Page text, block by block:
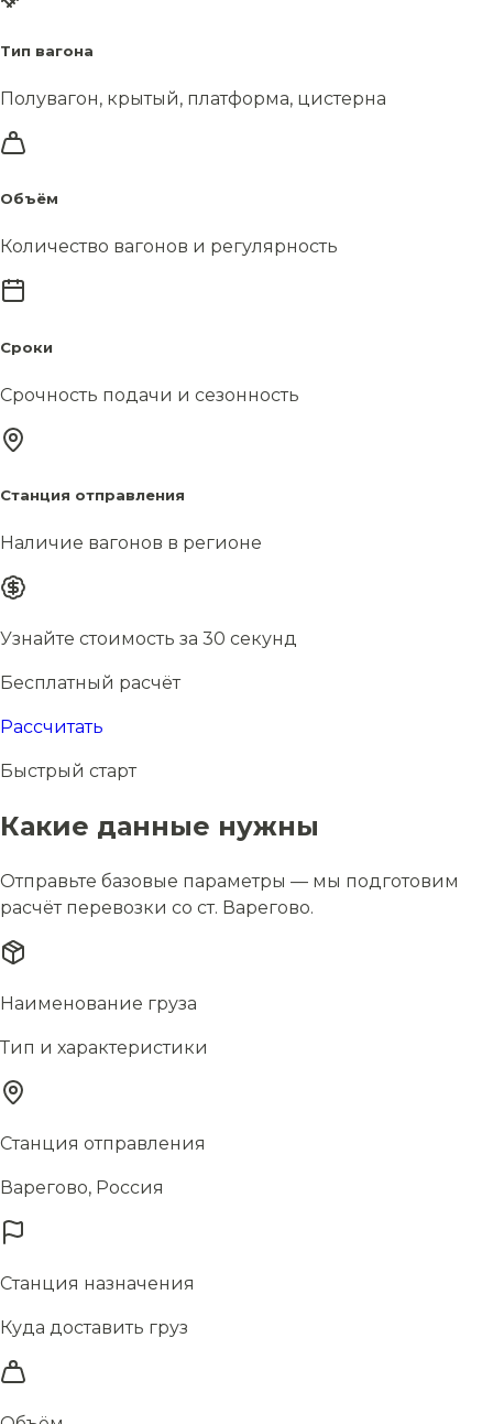
Тип вагона
Полувагон, крытый, платформа, цистерна
Объём
Количество вагонов и регулярность
Сроки
Срочность подачи и сезонность
Станция отправления
Наличие вагонов в регионе
Узнайте стоимость за 30 секунд
Бесплатный расчёт
Рассчитать
Быстрый старт
Какие данные нужны
Отправьте базовые параметры — мы подготовим
расчёт перевозки со ст. Варегово.
Наименование груза
Тип и характеристики
Станция отправления
Варегово, Россия
Станция назначения
Куда доставить груз